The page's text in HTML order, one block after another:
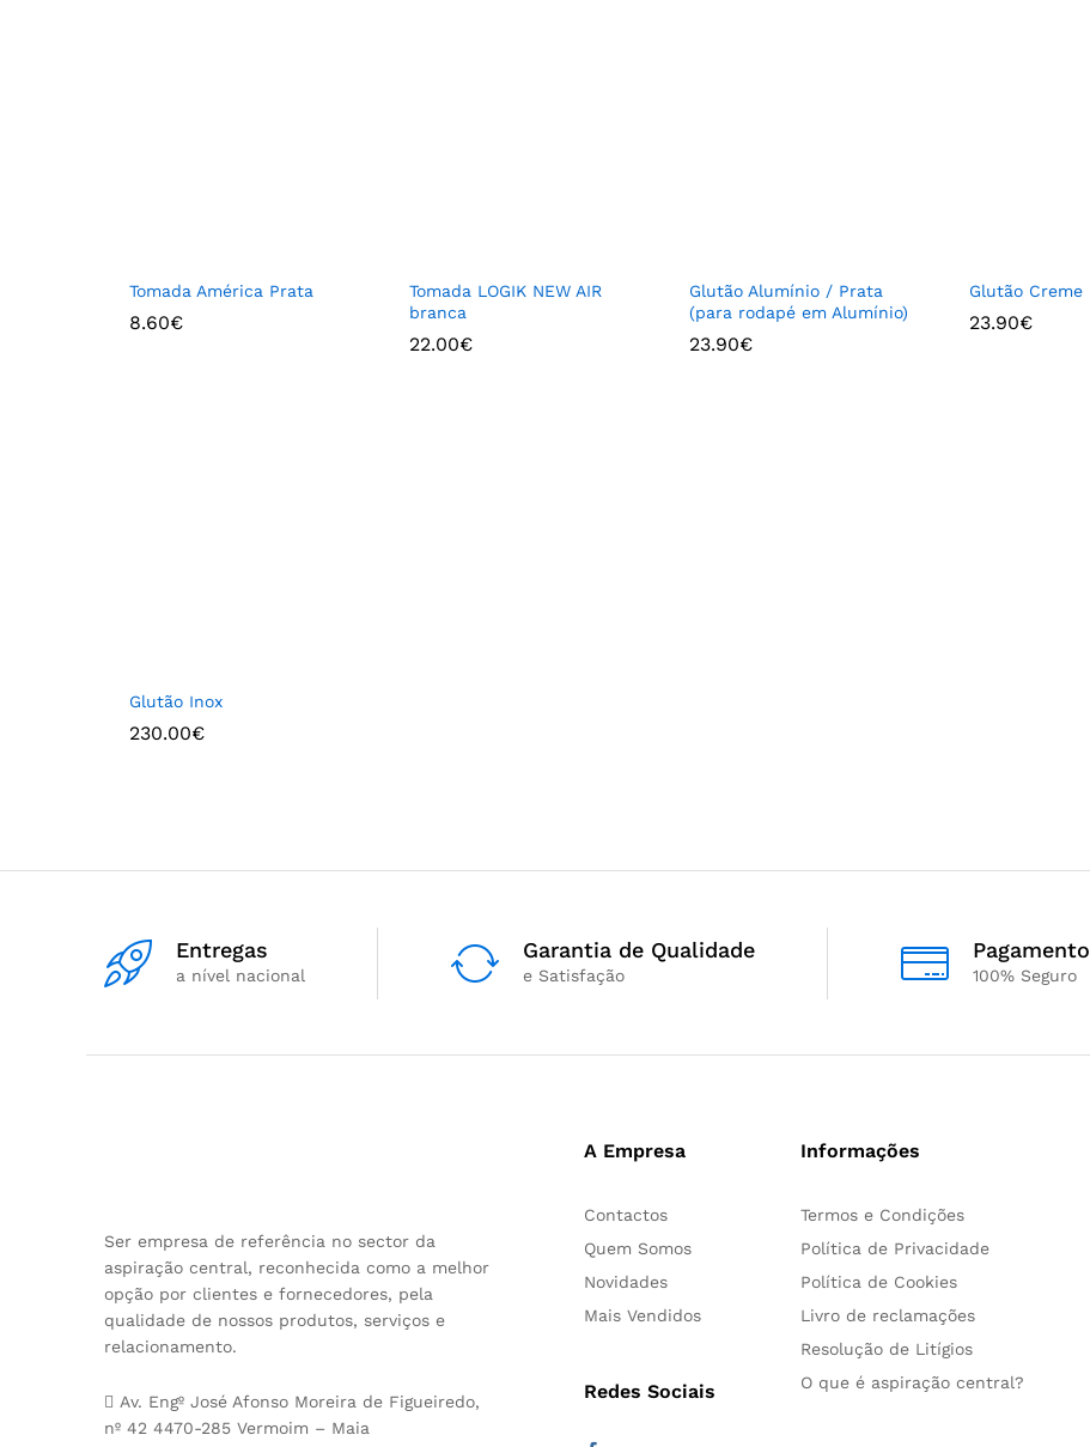
Tomada América Prata
8.60€
Tomada LOGIK NEW AIR
branca
22.00€
Glutão Alumínio / Prata
(para rodapé em Alumínio)
23.90€
Glutão Creme
23.90€
Glutão Inox
230.00€
Entregas
a nível nacional
Garantia de Qualidade
e Satisfação
Pagamento
100% Seguro
Ser empresa de referência no sector da
aspiração central, reconhecida como a melhor
opção por clientes e fornecedores, pela
qualidade de nossos produtos, serviços e
relacionamento.
Av. Engº José Afonso Moreira de Figueiredo,
nº 42 4470-285 Vermoim – Maia
A Empresa
Contactos
Quem Somos
Novidades
Mais Vendidos
Redes Sociais
Informações
Termos e Condições
Política de Privacidade
Política de Cookies
Livro de reclamações
Resolução de Litígios
O que é aspiração central?